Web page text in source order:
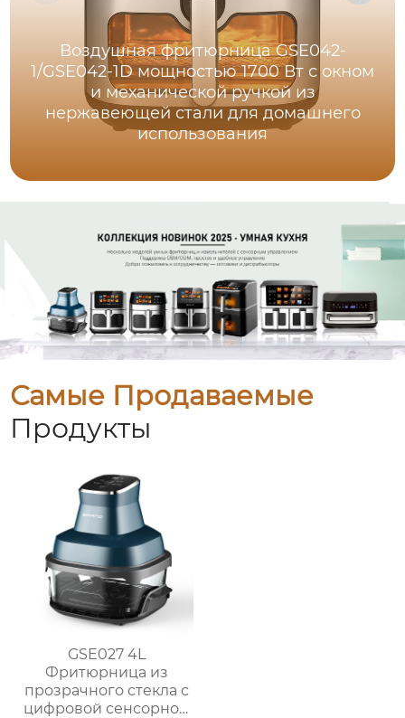
Воздушная фритюрница GSE042-
1/GSE042-1D мощностью 1700 Вт с окном
и механической ручкой из
нержавеющей стали для домашнего
использования
Самые Продаваемые
Продукты
GSE027 4L
Фритюрница из
прозрачного стекла с
цифровой сенсорной